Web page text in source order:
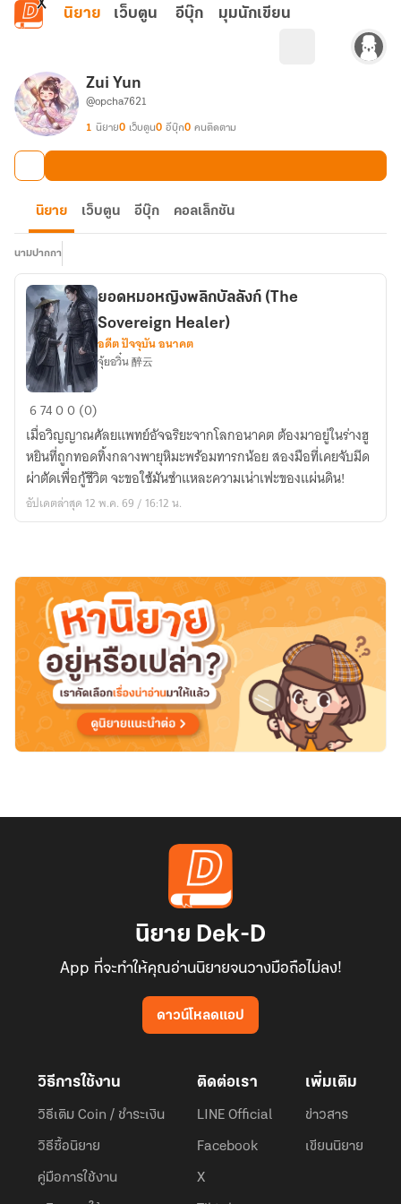
ข้ามไปยังเนื้อหาหลัก
นิยาย เว็บตูน อีบุ๊ก มุมนักเขียน
Zui Yun
@opcha7621
1 นิยาย0 เว็บตูน0 อีบุ๊ก0 คนติดตาม
นิยาย เว็บตูน อีบุ๊ก คอลเล็กชัน
นามปากกา
ยอด
หมอ
หญิง
พลิก
บัลลังก์
(The
ยอดหมอหญิงพลิกบัลลังก์ (The
Sovereign Healer)
อดีต ปัจจุบัน อนาคต
จุ้ยอวิ๋น 醉云
67400 (0)
เมื่อวิญญาณศัลยแพทย์อัจฉริยะจากโลกอนาคต ต้องมาอยู่ในร่างฮู
หยินที่ถูกทอดทิ้งกลางพายุหิมะพร้อมทารกน้อย สองมือที่เคยจับมีด
ผ่าตัดเพื่อกู้ชีวิต จะขอใช้มันชำแหละความเน่าเฟะของแผ่นดิน!
อัปเดตล่าสุด 12 พ.ค. 69 / 16:12 น.
นิยาย Dek-D
App ที่จะทำให้คุณอ่านนิยายจนวางมือถือไม่ลง!
ดาวน์โหลดแอป
วิธีการใช้งาน
วิธีเติม Coin / ชำระเงิน
วิธีซื้อนิยาย
คู่มือการใช้งาน
ติดต่อเรา
LINE Official
Facebook
X
เพิ่มเติม
ข่าวสาร
เขียนนิยาย